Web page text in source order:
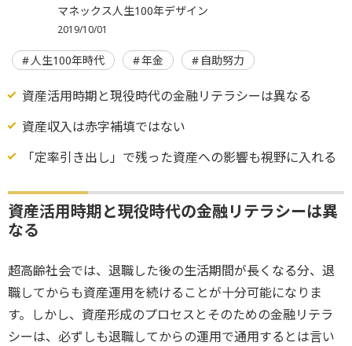
マネックス人生100年デザイン
2019/10/01
人生100年時代 年金 自助努力
資産活用時期と現役時代の金融リテラシーは異なる
資産収入は赤字補填ではない
「定率引き出し」で残った資産への影響も視野に入れる
資産活用時期と現役時代の金融リテラシーは異
なる
超高齢社会では、退職した後の生活期間が長くなる分、退
職してからも資産運用を続けることが十分可能になりま
す。しかし、資産形成のプロセスとそのための金融リテラ
シーは、必ずしも退職してからの運用で通用するとは言い